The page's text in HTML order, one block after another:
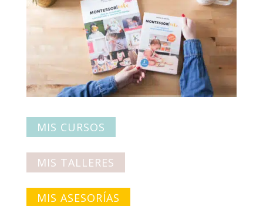
MIS CURSOS
MIS TALLERES
MIS ASESORÍAS